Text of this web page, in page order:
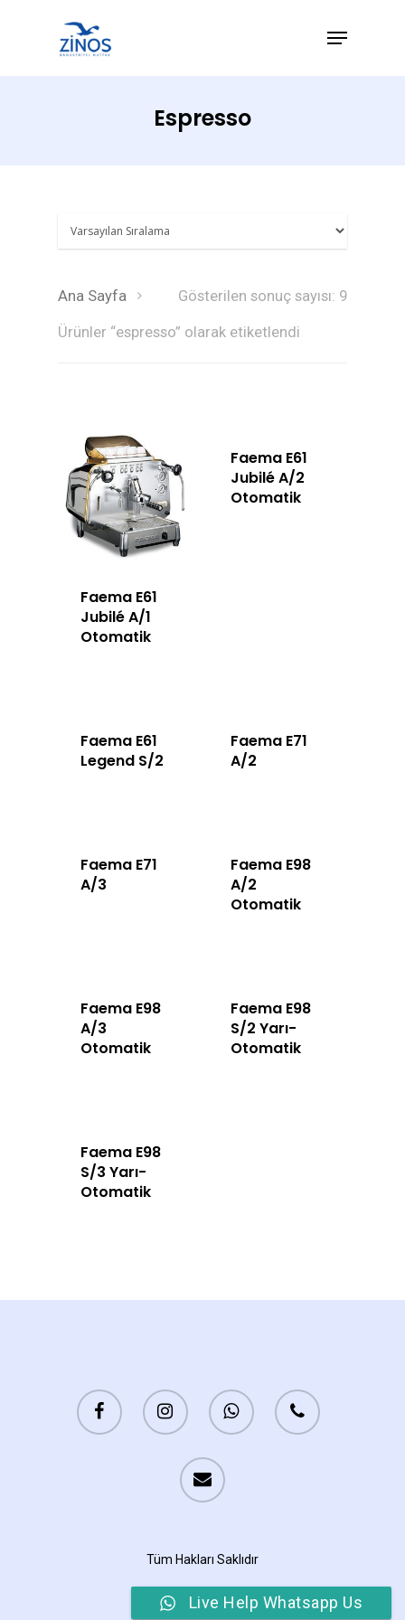
Hit enter to search or ESC to close
Espresso
Gösterilen sonuç sayısı: 9
Ana Sayfa
Ürünler “espresso” olarak etiketlendi
Faema E61
Jubilé A/1
Otomatik
Faema E61
Jubilé A/2
Otomatik
Faema E61
Legend S/2
Faema E71
A/2
Faema E71
A/3
Faema E98
A/2
Otomatik
Faema E98
A/3
Otomatik
Faema E98
S/2 Yarı-
Otomatik
Faema E98
S/3 Yarı-
Otomatik
Tüm Hakları Saklıdır
Hizmetlerimiz
Live Help Whatsapp Us